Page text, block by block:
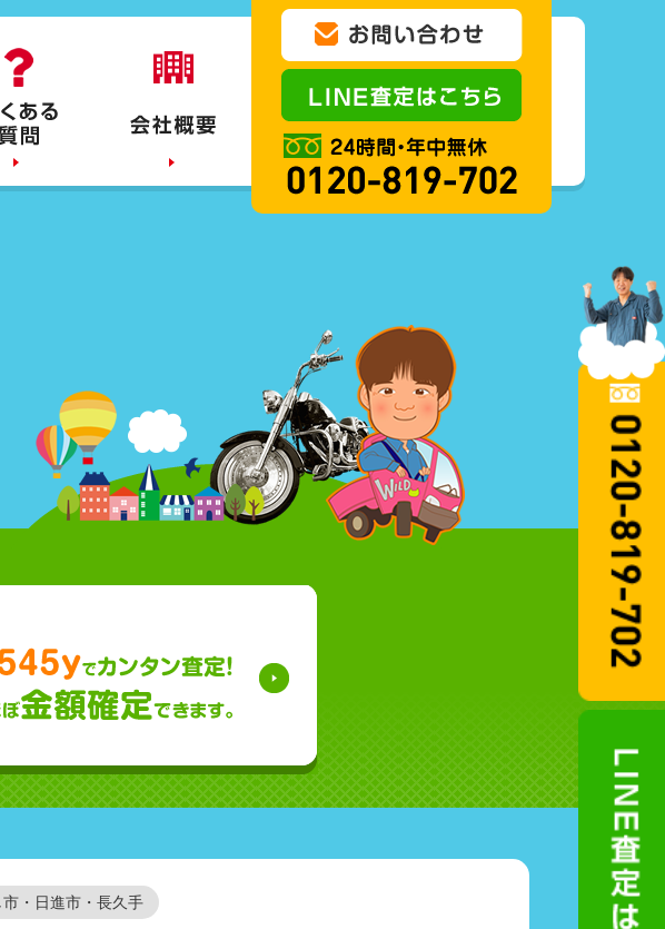
市・日進市・長久手